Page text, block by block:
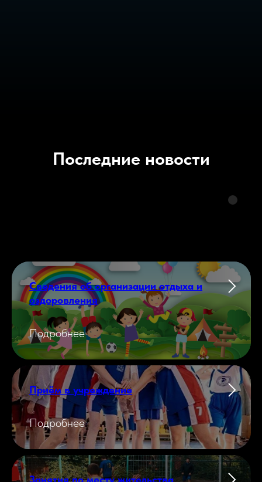
Последние новости
Сведения об организации отдыха и
оздоровления
Подробнее
Приём в учреждение
Подробнее
Занятия по месту жительства